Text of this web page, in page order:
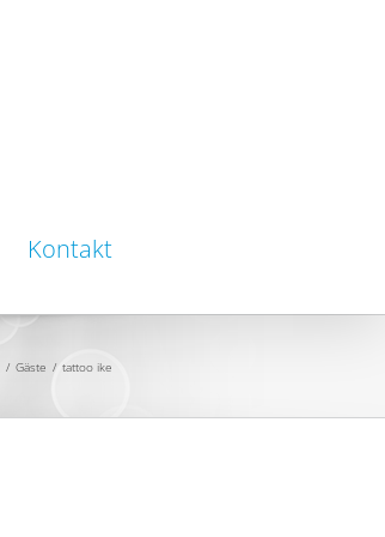
Kontakt
/ Gäste / tattoo ike